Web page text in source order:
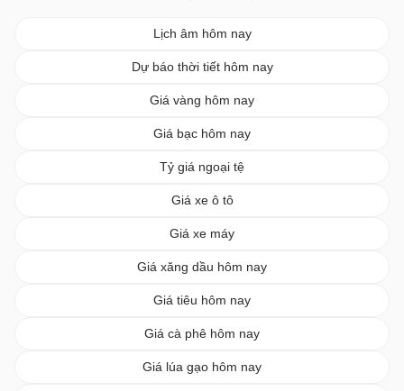
Lịch âm hôm nay
Dự báo thời tiết hôm nay
Giá vàng hôm nay
Giá bạc hôm nay
Tỷ giá ngoại tệ
Giá xe ô tô
Giá xe máy
Giá xăng dầu hôm nay
Giá tiêu hôm nay
Giá cà phê hôm nay
Giá lúa gạo hôm nay